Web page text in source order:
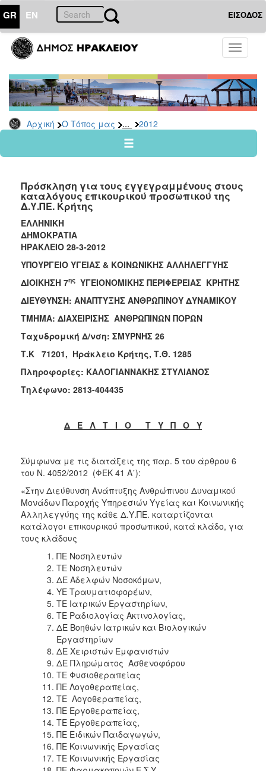
GR EN ΕΙΣΟΔΟΣ
Toggle
Αρχική Ο Τόπος μας ... 2012
ΤΟΠΟΣ
ΜΑΣ
Ανακοινώσεις
Αρχείο
2026
2024
2022
2021
2020
2019
2018
2017
2016
2015
2012
2011
ΑΝΘΕΚΤΙΚΗ
Πρόσκληση για τους εγγεγραμμένους στους
καταλόγους επικουρικού προσωπικού της
Δ.Υ.ΠΕ. Κρήτης
ΕΛΛΗΝΙΚΗ
ΔΗΜΟΚΡΑΤΙΑ
ΗΡΑΚΛΕΙΟ 28-3-2012
ΥΠΟΥΡΓΕΙΟ ΥΓΕΙΑΣ & ΚΟΙΝΩΝΙΚΗΣ AΛΛΗΛΕΓΓΥΗΣ
ΔΙΟΙΚΗΣΗ 7ης ΥΓΕΙΟΝΟΜΙΚΗΣ ΠΕΡΙΦΕΡΕΙΑΣ ΚΡΗΤΗΣ
ΔΙΕΥΘΥΝΣΗ: ΑΝΑΠΤΥΞΗΣ ΑΝΘΡΩΠΙΝΟΥ ΔΥΝΑΜΙΚΟΥ
ΤΜΗΜΑ: ΔΙΑΧΕΙΡΙΣΗΣ ΑΝΘΡΩΠΙΝΩΝ ΠΟΡΩΝ
Ταχυδρομική Δ/νση: ΣΜΥΡΝΗΣ 26
Τ.Κ 71201, Ηράκλειο Κρήτης, Τ.Θ. 1285
Πληροφορίες: ΚΑΛΟΓΙΑΝΝΑΚΗΣ ΣΤΥΛΙΑΝΟΣ
Τηλέφωνο: 2813-404435
Δ Ε Λ Τ Ι Ο Τ Υ Π Ο Υ
Σύμφωνα με τις διατάξεις της παρ. 5 του άρθρου 6
του Ν. 4052/2012 (ΦΕΚ 41 Α΄):
«Στην Διεύθυνση Ανάπτυξης Ανθρώπινου Δυναμικού
Μονάδων Παροχής Υπηρεσιών Υγείας και Κοινωνικής
Αλληλεγγύης της κάθε Δ.Υ.ΠΕ. καταρτίζονται
κατάλογοι επικουρικού προσωπικού, κατά κλάδο, για
τους κλάδους
ΠΕ Νοσηλευτών
ΤΕ Νοσηλευτών
ΔΕ Αδελφών Νοσοκόμων,
ΥΕ Τραυματιοφορέων,
ΤΕ Ιατρικών Εργαστηρίων,
ΤΕ Ραδιολογίας Ακτινολογίας,
ΔΕ Βοηθών Ιατρικών και Βιολογικών
Εργαστηρίων
ΔΕ Χειριστών Εμφανιστών
ΔΕ Πληpώματος Ασθενοφόρου
ΤΕ Φυσιοθεραπείας
ΠΕ Λογοθεραπείας,
ΤΕ Λογοθεραπείας,
ΠΕ Εργοθεραπείας,
ΤΕ Εργοθεραπείας,
ΠΕ Ειδικών Παιδαγωγών,
ΠΕ Κοινωνικής Εργασίας
ΤΕ Κοινωνικής Εργασίας